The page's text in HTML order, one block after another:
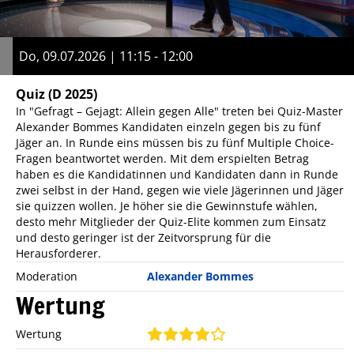
Do, 09.07.2026 | 11:15 - 12:00
Quiz(D 2025)
In "Gefragt – Gejagt: Allein gegen Alle" treten bei Quiz-Master
Alexander Bommes Kandidaten einzeln gegen bis zu fünf
Jäger an. In Runde eins müssen bis zu fünf Multiple Choice-
Fragen beantwortet werden. Mit dem erspielten Betrag
haben es die Kandidatinnen und Kandidaten dann in Runde
zwei selbst in der Hand, gegen wie viele Jägerinnen und Jäger
sie quizzen wollen. Je höher sie die Gewinnstufe wählen,
desto mehr Mitglieder der Quiz-Elite kommen zum Einsatz
und desto geringer ist der Zeitvorsprung für die
Herausforderer.
Moderation
Alexander Bommes
Wertung
Wertung